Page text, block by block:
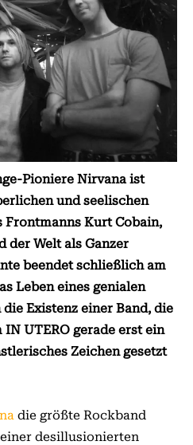
Pioniere Nirvana ist
und seelischen
Frontmanns Kurt Cobain,
der Welt als Ganzer
beendet schließlich am
Leben eines genialen
Existenz einer Band, die
UTERO gerade erst ein
Zeichen gesetzt
die größte Rockband
desillusionierten